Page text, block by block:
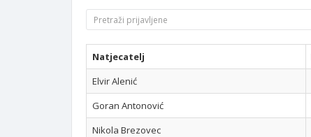
Natjecatelj
Elvir Alenić
Goran Antonović
Nikola Brezovec